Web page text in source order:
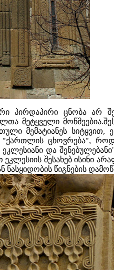
პირდაპირი ცნობა არ
მეტყველი
მემატიანეს სიტყვით,
ცხოვრება",
და
შესახებ ისინი
წიგნების